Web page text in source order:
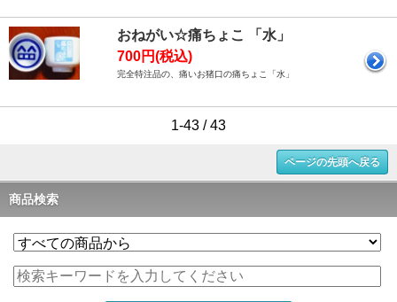
おねがい☆痛ちょこ 「水」
700円(税込)
完全特注品の、痛いお猪口の痛ちょこ「水」
1-43 / 43
ページの先頭へ戻る
商品検索